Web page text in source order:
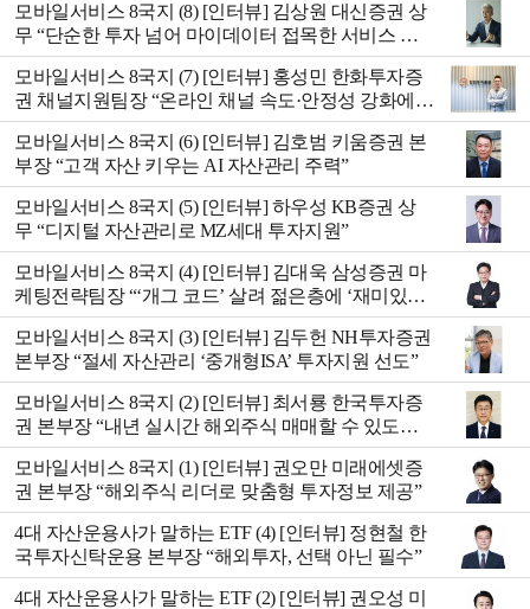
모바일서비스 8국지 (8) [인터뷰] 김상원 대신증권 상
무 “단순한 투자 넘어 마이데이터 접목한 서비스 제
공”
모바일서비스 8국지 (7) [인터뷰] 홍성민 한화투자증
권 채널지원팀장 “온라인 채널 속도·안정성 강화에
집중할 터”
모바일서비스 8국지 (6) [인터뷰] 김호범 키움증권 본
부장 “고객 자산 키우는 AI 자산관리 주력”
모바일서비스 8국지 (5) [인터뷰] 하우성 KB증권 상
무 “디지털 자산관리로 MZ세대 투자지원”
모바일서비스 8국지 (4) [인터뷰] 김대욱 삼성증권 마
케팅전략팀장 “‘개그 코드’ 살려 젊은층에 ‘재미있는
금융’ 전달”
모바일서비스 8국지 (3) [인터뷰] 김두헌 NH투자증권
본부장 “절세 자산관리 ‘중개형ISA’ 투자지원 선도”
모바일서비스 8국지 (2) [인터뷰] 최서룡 한국투자증
권 본부장 “내년 실시간 해외주식 매매할 수 있도록
준비”
모바일서비스 8국지 (1) [인터뷰] 권오만 미래에셋증
권 본부장 “해외주식 리더로 맞춤형 투자정보 제공”
4대 자산운용사가 말하는 ETF (4) [인터뷰] 정현철 한
국투자신탁운용 본부장 “해외투자, 선택 아닌 필수”
4대 자산운용사가 말하는 ETF (2) [인터뷰] 권오성 미